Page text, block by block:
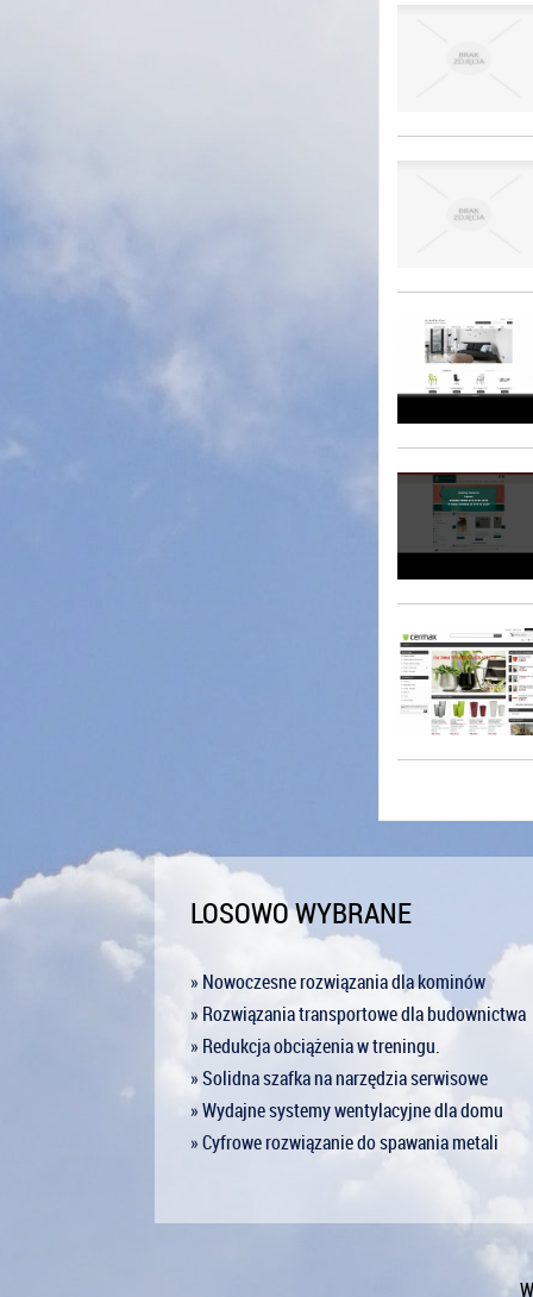
LOSOWO WYBRANE
» Nowoczesne rozwiązania dla kominów
» Rozwiązania transportowe dla budownictwa
» Redukcja obciążenia w treningu.
» Solidna szafka na narzędzia serwisowe
» Wydajne systemy wentylacyjne dla domu
» Cyfrowe rozwiązanie do spawania metali